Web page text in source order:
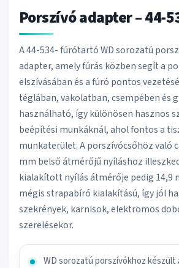
Porszívó adapter – 44-
A 44-534- fúrótartó WD sorozatú
adapter, amely fúrás közben segít a
elszívásában és a fúró pontos
téglában, vakolatban, csempében és
használható, így különösen hasznos
beépítési munkáknál, ahol fontos a
munkaterület. A porszívócsőhöz való
mm belső átmérőjű nyíláshoz
kialakított nyílás átmérője pedig 14,9
mégis strapabíró kialakítású, így jól
szekrények, karnisok, elektromos
szerelésekor.
WD sorozatú porszívókhoz készült